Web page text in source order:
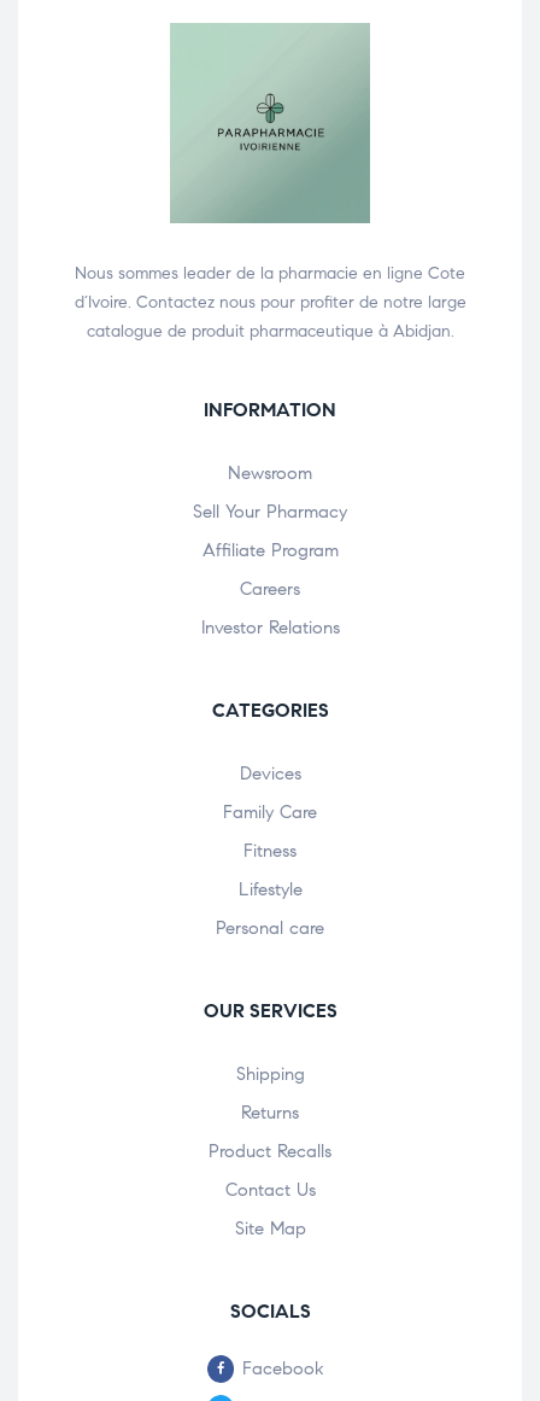
Nous sommes leader de la pharmacie en ligne Cote
d’Ivoire. Contactez nous pour profiter de notre large
catalogue de produit pharmaceutique à Abidjan.
INFORMATION
Newsroom
Sell Your Pharmacy
Affiliate Program
Careers
Investor Relations
CATEGORIES
Devices
Family Care
Fitness
Lifestyle
Personal care
OUR SERVICES
Shipping
Returns
Product Recalls
Contact Us
Site Map
SOCIALS
Facebook